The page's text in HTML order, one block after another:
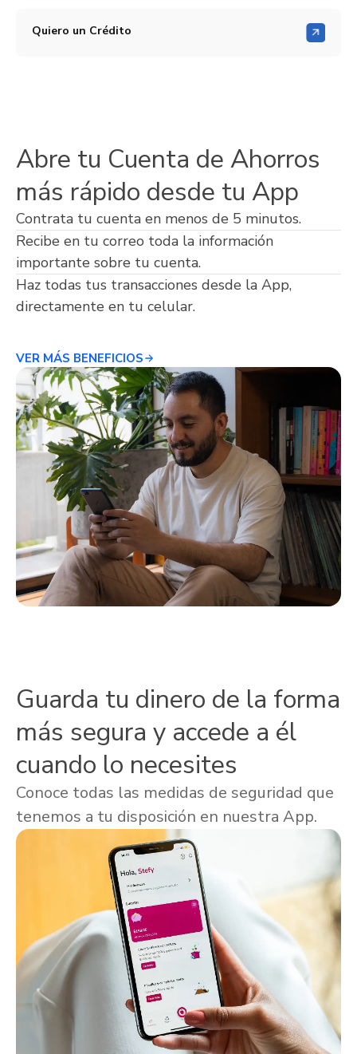
Quiero un Crédito
Abre tu Cuenta de Ahorros
más rápido desde tu App
Contrata tu cuenta en menos de 5 minutos.
Recibe en tu correo toda la información
importante sobre tu cuenta.
Haz todas tus transacciones desde la App,
directamente en tu celular.
VER MÁS BENEFICIOS
Guarda tu dinero de la forma
más segura y accede a él
cuando lo necesites
Conoce todas las medidas de seguridad que
tenemos a tu disposición en nuestra App.